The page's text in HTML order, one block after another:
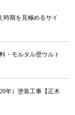
時期を見極めるサイ
・モルタル壁ウルト
年）塗装工事【正木